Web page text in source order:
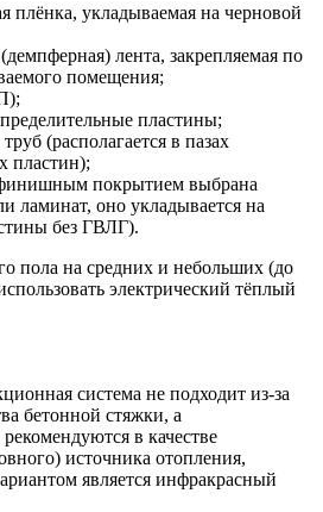
плёнка, укладываемая на черновой
лента, закрепляемая по
помещения;
пластины;
(располагается в пазах
пластин);
покрытием выбрана
ламинат, оно укладывается на
без ГВЛГ).
пола на средних и небольших (до
электрический тёплый
система не подходит из-за
бетонной стяжки, а
в качестве
источника отопления,
является инфракрасный